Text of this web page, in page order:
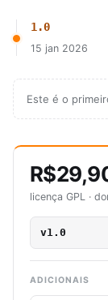
1.0
15 jan 2026
Este é o
licença GPL ·
v1.0
ADICIONAIS